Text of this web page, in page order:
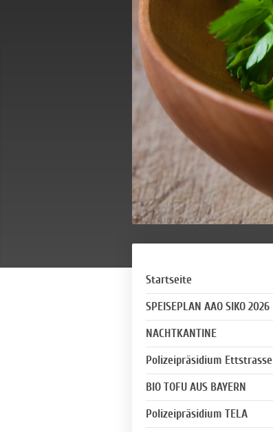
Startseite
SPEISEPLAN AAO SIKO 2026
NACHTKANTINE
Polizeipräsidium Ettstrasse
BIO TOFU AUS BAYERN
Polizeipräsidium TELA